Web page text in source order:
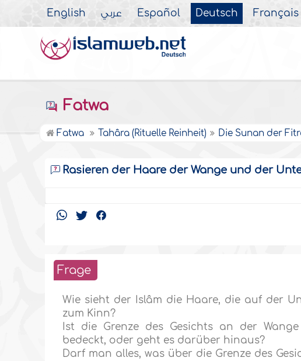
English عربي Español Deutsch Français
Fatwa
Fatwa Tahâra (Rituelle Reinheit) Die Sunan der
Rasieren der Haare der Wange und der
Frage
Wie sieht der Islâm die Haare, die auf der
zum Kinn?
Ist die Grenze des Gesichts an der
bedeckt, oder geht es darüber hinaus?
Darf man alles, was über die Grenze des